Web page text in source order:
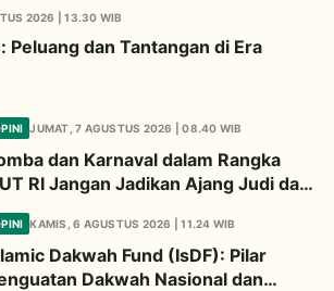
2026 | 13.30 WIB
Peluang dan Tantangan di Era
JUMAT, 7 AGUSTUS 2026 | 08.40 WIB
dan Karnaval dalam Rangka
RI Jangan Jadikan Ajang Judi dan
KAMIS, 6 AGUSTUS 2026 | 11.24 WIB
Dakwah Fund (IsDF): Pilar
Dakwah Nasional dan